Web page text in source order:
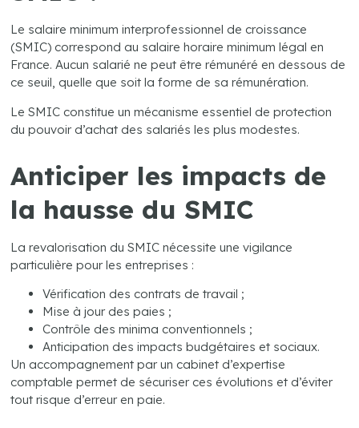
Le salaire minimum interprofessionnel de croissance
(SMIC) correspond au salaire horaire minimum légal en
France. Aucun salarié ne peut être rémunéré en dessous de
ce seuil, quelle que soit la forme de sa rémunération.
Le SMIC constitue un mécanisme essentiel de protection
du pouvoir d’achat des salariés les plus modestes.
Anticiper les impacts de
la hausse du SMIC
La revalorisation du SMIC nécessite une vigilance
particulière pour les entreprises :
Vérification des contrats de travail ;
Mise à jour des paies ;
Contrôle des minima conventionnels ;
Anticipation des impacts budgétaires et sociaux.
Un accompagnement par un cabinet d’expertise
comptable permet de sécuriser ces évolutions et d’éviter
tout risque d’erreur en paie.